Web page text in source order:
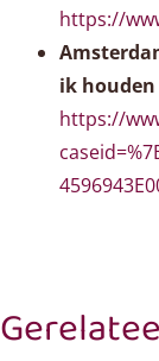
https://
ik
https://